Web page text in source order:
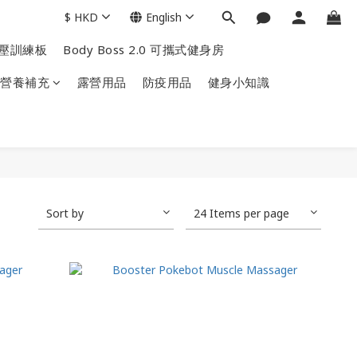
訓練板 Body Boss 2.0 可攜式健身房
營養補充 露營用品 防疫用品 健身小知識
$ HKD English
Sort by 24 Items per page